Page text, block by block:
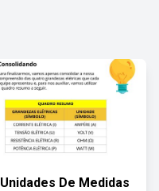
Unidades De Medidas